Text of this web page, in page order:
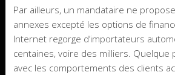
Par ailleurs, un mandataire ne
annexes excepté les options de
Internet regorge d’importateurs
centaines, voire des milliers. Quelque
avec les comportements des clients